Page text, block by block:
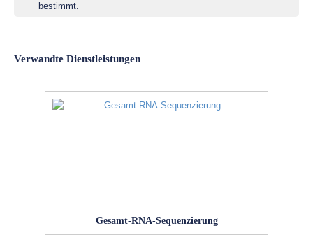
bestimmt.
Verwandte Dienstleistungen
Gesamt-RNA-Sequenzierung